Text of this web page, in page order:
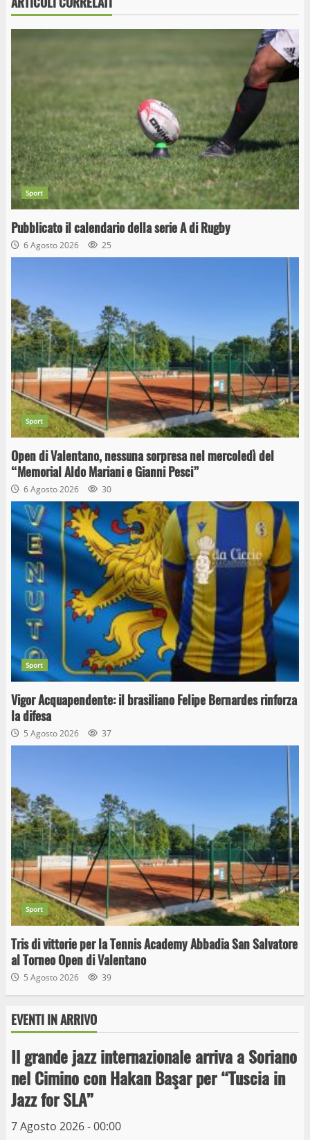
Sport
Pubblicato il calendario della serie A di Rugby
6 Agosto 2026 25
Sport
Open di Valentano, nessuna sorpresa nel mercoledì del
“Memorial Aldo Mariani e Gianni Pesci”
6 Agosto 2026 30
Sport
Vigor Acquapendente: il brasiliano Felipe Bernardes rinforza
la difesa
5 Agosto 2026 37
Sport
Tris di vittorie per la Tennis Academy Abbadia San Salvatore
al Torneo Open di Valentano
5 Agosto 2026 39
EVENTI IN ARRIVO
Il grande jazz internazionale arriva a Soriano
nel Cimino con Hakan Başar per “Tuscia in
Jazz for SLA”
7 Agosto 2026 - 00:00
3
Wiplanet Baseball supera il Napoli
9 Maggio 2023